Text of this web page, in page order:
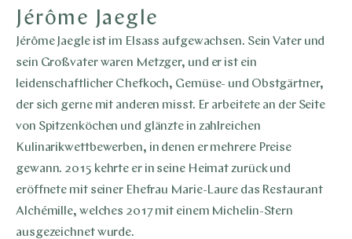
Jérôme Jaegle
Jérôme Jaegle ist im Elsass aufgewachsen. Sein Vater und
sein Großvater waren Metzger, und er ist ein
leidenschaftlicher Chefkoch, Gemüse- und Obstgärtner,
der sich gerne mit anderen misst. Er arbeitete an der Seite
von Spitzenköchen und glänzte in zahlreichen
Kulinarikwettbewerben, in denen er mehrere Preise
gewann. 2015 kehrte er in seine Heimat zurück und
eröffnete mit seiner Ehefrau Marie-Laure das Restaurant
Alchémille, welches 2017 mit einem Michelin-Stern
ausgezeichnet wurde.